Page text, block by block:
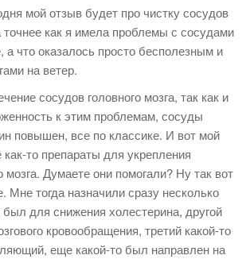
мой отзыв будет про чистку сосудов
точнее как я имела проблемы с сосудами
а что оказалось просто бесполезным и
на ветер.
сосудов головного мозга, так как и
к этим проблемам, сосуды
повышен, все по классике. И вот мой
то препараты для укрепления
мозга. Думаете они помогали? Ну так вот
Мне тогда назначили сразу несколько
для снижения холестерина, другой
кровообращения, третий какой-то
еще какой-то был направлен на